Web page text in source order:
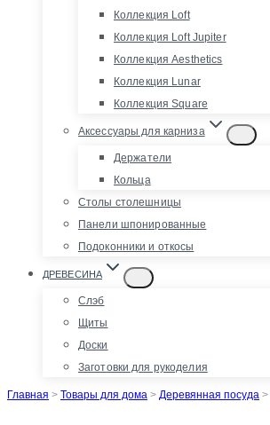
Коллекция Loft
Коллекция Loft Jupiter
Коллекция Aesthetics
Коллекция Lunar
Коллекция Square
Аксессуары для карниза
Держатели
Кольца
Столы столешницы
Панели шпонированные
Подоконники и откосы
ДРЕВЕСИНА
Слэб
Щиты
Доски
Заготовки для рукоделия
Главная > Товары для дома > Деревянная посуда >